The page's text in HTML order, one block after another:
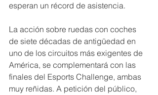
esperan un récord de asistencia.
La acción sobre ruedas con coches
de siete décadas de antigüedad en
uno de los circuitos más exigentes de
América, se complementará con las
finales del Esports Challenge, ambas
muy reñidas. A petición del público,